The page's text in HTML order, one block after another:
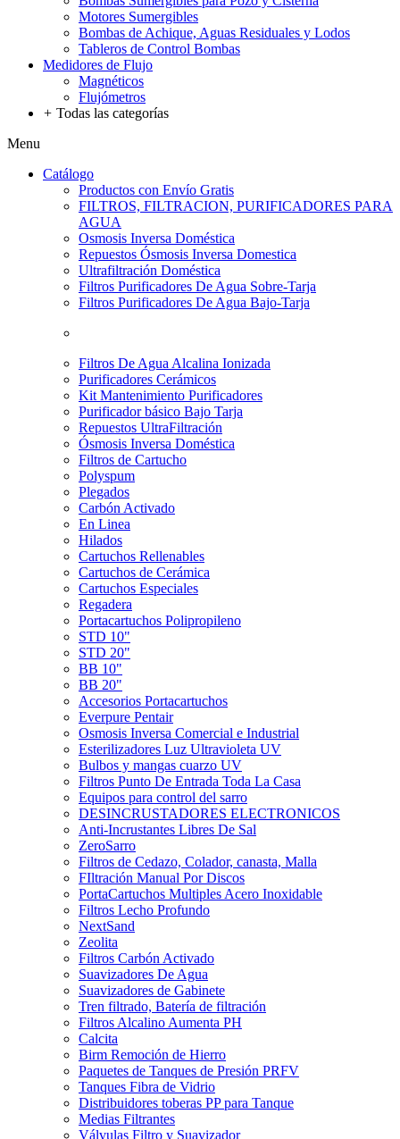
Motores Sumergibles
Bombas de Achique, Aguas Residuales y Lodos
Tableros de Control Bombas
Medidores de Flujo
Magnéticos
Flujómetros
+ Todas las categorías
Menu
Catálogo
Productos con Envío Gratis
FILTROS, FILTRACION, PURIFICADORES PARA
AGUA
Osmosis Inversa Doméstica
Repuestos Ósmosis Inversa Domestica
Ultrafiltración Doméstica
Filtros Purificadores De Agua Sobre-Tarja
Filtros Purificadores De Agua Bajo-Tarja
Filtros De Agua Alcalina Ionizada
Purificadores Cerámicos
Kit Mantenimiento Purificadores
Purificador básico Bajo Tarja
Repuestos UltraFiltración
Ósmosis Inversa Doméstica
Filtros de Cartucho
Polyspum
Plegados
Carbón Activado
En Linea
Hilados
Cartuchos Rellenables
Cartuchos de Cerámica
Cartuchos Especiales
Regadera
Portacartuchos Polipropileno
STD 10"
STD 20"
BB 10"
BB 20"
Accesorios Portacartuchos
Everpure Pentair
Osmosis Inversa Comercial e Industrial
Esterilizadores Luz Ultravioleta UV
Bulbos y mangas cuarzo UV
Filtros Punto De Entrada Toda La Casa
Equipos para control del sarro
DESINCRUSTADORES ELECTRONICOS
Anti-Incrustantes Libres De Sal
ZeroSarro
Filtros de Cedazo, Colador, canasta, Malla
FIltración Manual Por Discos
PortaCartuchos Multiples Acero Inoxidable
Filtros Lecho Profundo
NextSand
Zeolita
Filtros Carbón Activado
Suavizadores De Agua
Suavizadores de Gabinete
Tren filtrado, Batería de filtración
Filtros Alcalino Aumenta PH
Calcita
Birm Remoción de Hierro
Paquetes de Tanques de Presión PRFV
Tanques Fibra de Vidrio
Distribuidores toberas PP para Tanque
Medias Filtrantes
Válvulas Filtro y Suavizador